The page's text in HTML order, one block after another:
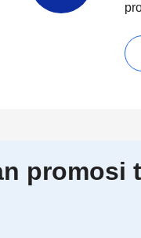
promosi